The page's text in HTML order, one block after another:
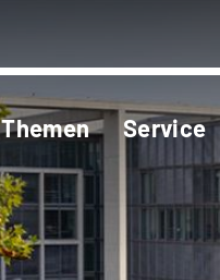
Themen Service